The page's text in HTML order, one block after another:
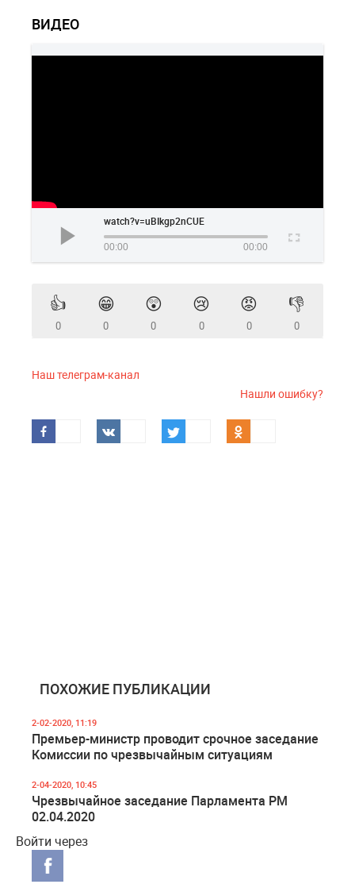
ВИДЕО
watch?v=uBIkgp2nCUE
00:00 00:00
👍
0
😁
0
😲
0
😢
0
😡
0
👎
0
Наш телеграм-канал
Нашли ошибку?
ПОХОЖИЕ ПУБЛИКАЦИИ
2-02-2020, 11:19
Премьер-министр проводит срочное заседание
Комиссии по чрезвычайным ситуациям
2-04-2020, 10:45
Чрезвычайное заседание Парламента РМ
02.04.2020
Войти через